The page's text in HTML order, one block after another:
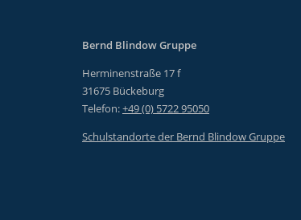
Bernd Blindow Gruppe
Herminenstraße 17 f
31675 Bückeburg
Telefon:+49 (0) 5722 95050
Schulstandorte der Bernd Blindow Gruppe